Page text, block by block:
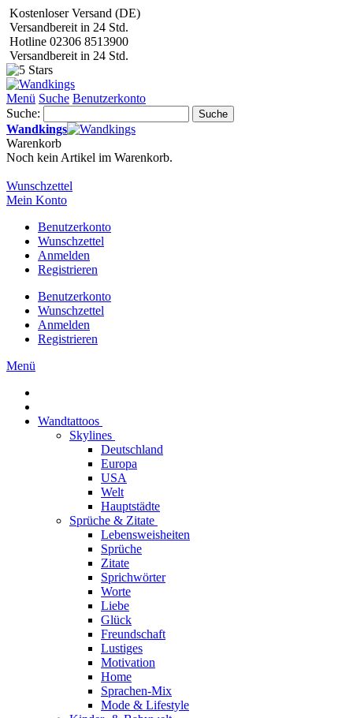
Kostenloser Versand (DE)
Versandbereit in 24 Std.
Hotline 02306 8513900
Versandbereit in 24 Std.
Menü Suche Benutzerkonto
Suche:
Suche
Wandkings
Warenkorb
Noch kein Artikel im Warenkorb.
Wunschzettel
Mein Konto
Benutzerkonto
Wunschzettel
Anmelden
Registrieren
Benutzerkonto
Wunschzettel
Anmelden
Registrieren
Menü
Wandtattoos
Skylines
Deutschland
Europa
USA
Welt
Hauptstädte
Sprüche & Zitate
Lebensweisheiten
Sprüche
Zitate
Sprichwörter
Worte
Liebe
Glück
Freundschaft
Lustiges
Motivation
Home
Sprachen-Mix
Mode & Lifestyle